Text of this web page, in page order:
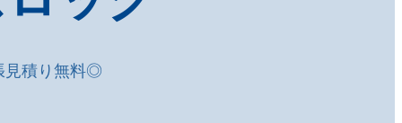
見積り無料◎